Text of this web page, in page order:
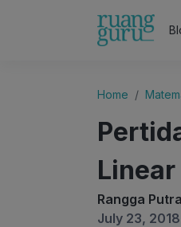
Home
Rangga
July 23, 2018